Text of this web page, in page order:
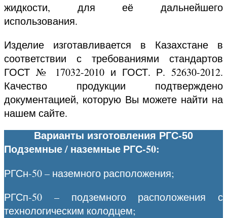
жидкости, для её дальнейшего
использования.
Изделие изготавливается в Казахстане в
соответствии с требованиями стандартов
ГОСТ № 17032-2010 и ГОСТ. Р. 52630-2012.
Качество продукции подтверждено
документацией, которую Вы можете найти на
нашем сайте.
Варианты изготовления РГС-50
Подземные / наземные РГС-50:
РГСн-50 – наземного расположения;
РГСп-50 – подземного расположения с
технологическим колодцем;